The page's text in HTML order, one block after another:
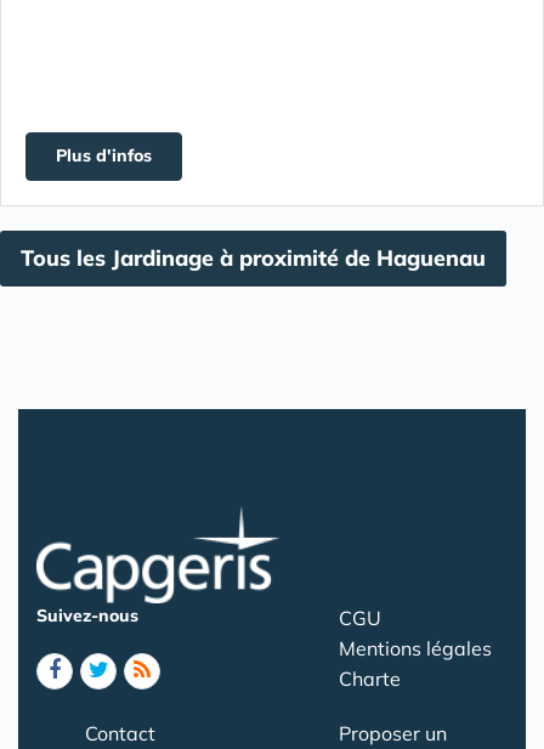
Plus d'infos
Tous les Jardinage à proximité de Haguenau
Suivez-nous
CGU
Mentions légales
Charte
Contact
Proposer un